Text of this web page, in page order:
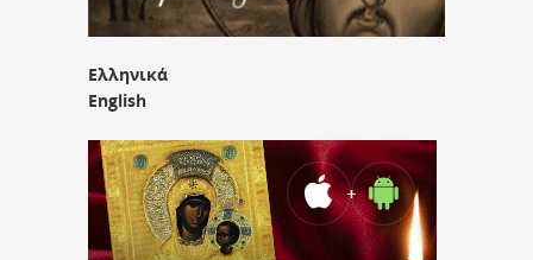
Ελληνικά
English